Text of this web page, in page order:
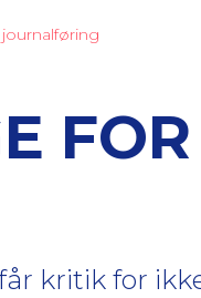
FOR
kritik for